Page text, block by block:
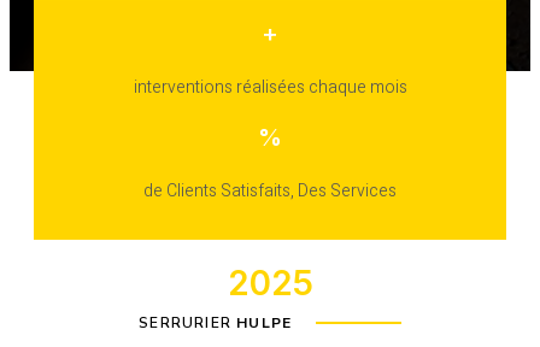
2025
SERRURIER HULPE
+
interventions réalisées chaque mois
%
de Clients Satisfaits, Des Services